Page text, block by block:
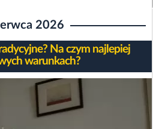
2026
Na czym najlepiej
warunkach?